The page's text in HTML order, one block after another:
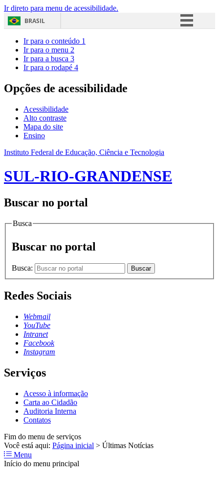
Ir direto para menu de acessibilidade.
BRASIL
Acesso à informação
Ir para o conteúdo 1
Ir para o menu 2
Ir para a busca 3
Ir para o rodapé 4
Opções de acessibilidade
Acessibilidade
Alto contraste
Mapa do site
Ensino
Instituto Federal de Educação, Ciência e Tecnologia
SUL-RIO-GRANDENSE
Buscar no portal
Busca
Buscar no portal
Busca: Buscar
Redes Sociais
Webmail
YouTube
Intranet
Facebook
Instagram
Serviços
Acesso à informação
Carta ao Cidadão
Auditoria Interna
Contatos
Fim do menu de serviços
Você está aqui: Página inicial > Últimas Notícias
Menu
Início do menu principal